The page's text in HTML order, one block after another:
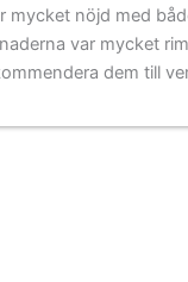
mycket nöjd med
var mycket
dem till